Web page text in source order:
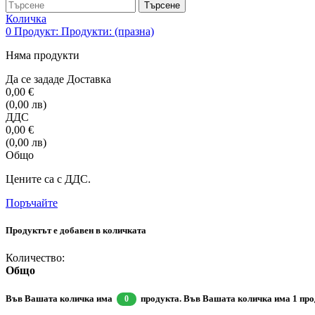
Търсене
Количка
0 Продукт: Продукти: (празна)
Няма продукти
Да се зададе Доставка
0,00 €
(0,00 лв)
ДДС
0,00 €
(0,00 лв)
Общо
Цените са с ДДС.
Поръчайте
Продуктът е добавен в количката
Количество:
Общо
Във Вашата количка има 0 продукта. Във Вашата количка има 1